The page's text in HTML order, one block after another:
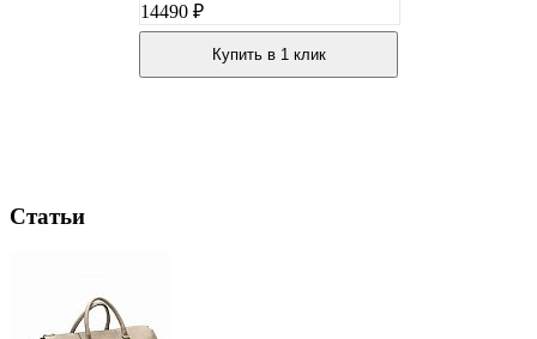
14490 ₽
Купить в 1 клик
Статьи